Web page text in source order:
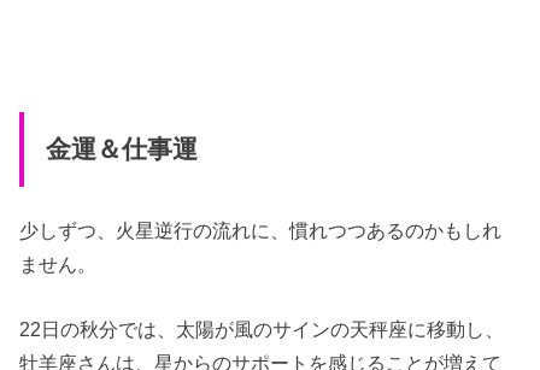
金運＆仕事運
少しずつ、火星逆行の流れに、慣れつつあるのかもしれ
ません。
22日の秋分では、太陽が風のサインの天秤座に移動し、
牡羊座さんは、星からのサポートを感じることが増えて